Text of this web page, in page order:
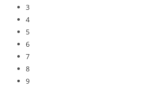
3
4
5
6
7
8
9